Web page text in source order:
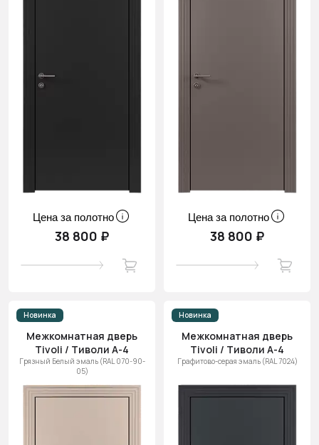
Цена за полотно
38 800 ₽
Цена за полотно
38 800 ₽
Новинка
Межкомнатная дверь
Tivoli / Тиволи А-4
Грязный Белый эмаль (RAL 070-90-
05)
Новинка
Межкомнатная дверь
Tivoli / Тиволи А-4
Графитово-серая эмаль (RAL 7024)